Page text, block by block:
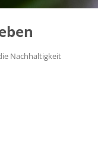
Nachhaltigkeit